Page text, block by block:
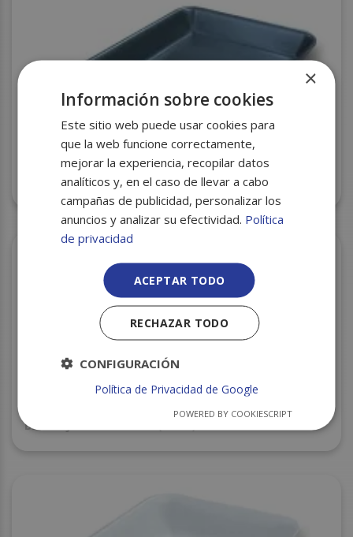
BANDEJA CORCHO CXI-89 NEGRA 250X175X35
S/780
BANDEJA CORCHO 5V (11SP) 300X210X50 S/340
×
Información sobre cookies
Este sitio web puede usar cookies para
que la web funcione correctamente,
mejorar la experiencia, recopilar datos
analíticos y, en el caso de llevar a cabo
campañas de publicidad, personalizar los
anuncios y analizar su efectividad. Política
de privacidad
ACEPTAR TODO
RECHAZAR TODO
CONFIGURACIÓN
Política de Privacidad de Google
POWERED BY COOKIESCRIPT